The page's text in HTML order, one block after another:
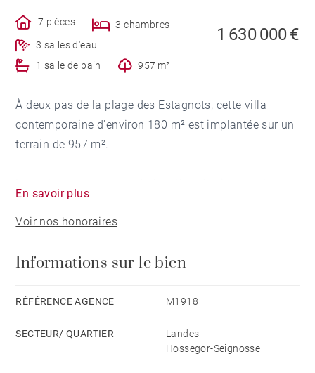
7 pièces
3 chambres
3 salles d'eau
1 salle de bain
957 m²
1 630 000 €
À deux pas de la plage des Estagnots, cette villa
contemporaine d'environ 180 m² est implantée sur un
terrain de 957 m².
trois espaces ouverts, tournés vers une terrasse
exposée plein sud. La cuisine ouverte est complétée
dressing, salle de bains avec douche et toilettes, ainsi
d'eau avec toilettes.
En savoir plus
Voir nos honoraires
Informations sur le bien
RÉFÉRENCE AGENCE M1918
SECTEUR/ QUARTIER
Landes
Hossegor-Seignosse